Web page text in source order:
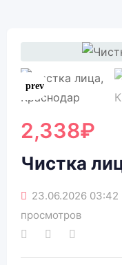
2,338₽
Чистка
23.06.2026 03:42
просмотров